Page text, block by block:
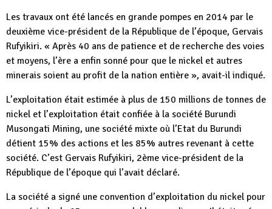
Les travaux ont été lancés en grande pompes en 2014 par le
deuxième vice-président de la République de l’époque, Gervais
Rufyikiri. « Après 40 ans de patience et de recherche des voies
et moyens, l’ère a enfin sonné pour que le nickel et autres
minerais soient au profit de la nation entière », avait-il indiqué.
L’exploitation était estimée à plus de 150 millions de tonnes de
nickel et l’exploitation était confiée à la société Burundi
Musongati Mining, une société mixte où l’Etat du Burundi
détient 15% des actions et les 85% autres revenant à cette
société. C’est Gervais Rufyikiri, 2ème vice-président de la
République de l’époque qui l’avait déclaré.
La société a signé une convention d’exploitation du nickel pour